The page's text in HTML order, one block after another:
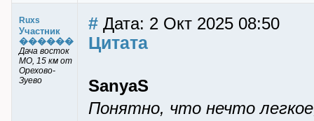
Ruxs
Участник
������
Дача восток
МО, 15 км от
Орехово-
Зуево
# Дата: 2 Окт 2025 08:50
Цитата
SanyaS
Понятно, что нечто